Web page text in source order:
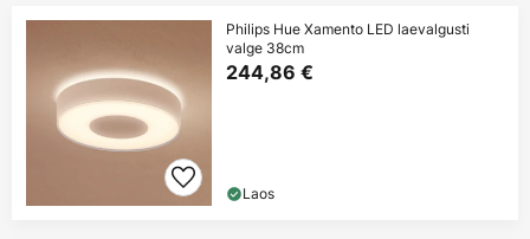
Philips Hue Xamento LED laevalgusti
valge 38cm
244,86 €
Laos